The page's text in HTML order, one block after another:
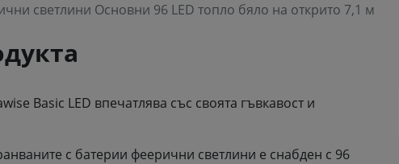
светлини Основни 96 LED топло бяло на открито 7,1 м
Basic LED впечатлява със своята гъвкавост и
с батерии феерични светлини е снабден с 96